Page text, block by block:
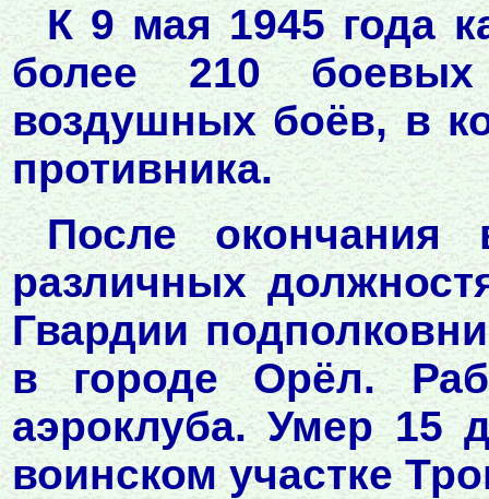
К 9 мая 1945 года
более 210
воздушных боёв, в
противника.
После
различных
Гвардии
в городе Орёл.
аэроклуба. Умер 15
воинском участке